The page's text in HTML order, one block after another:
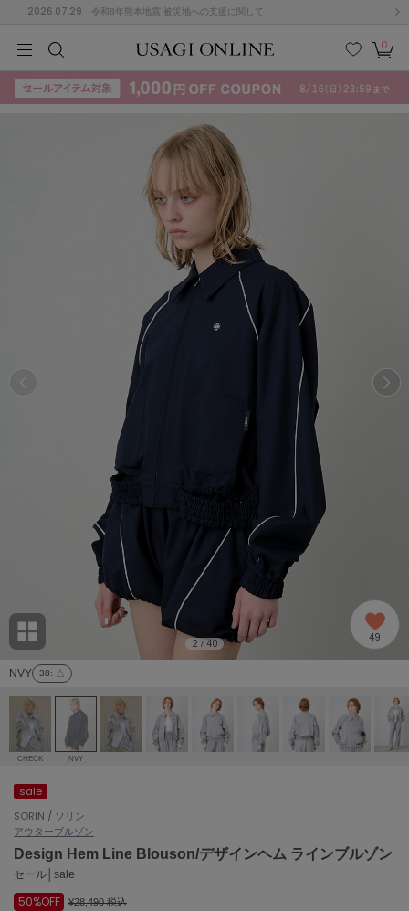
2026.07.29 令和8年熊本地震 被災地への支援に関して
検索
お気
に入
カー
ト
0
KIDSBABYBEAUTYLIFE STYLE
ョン雑貨 (865)
/ランジェリー (127)
ェア (121)
(124)
KIDSBABYBEAUTYLIFE STYLE
G
M N
T U
その
他
アシーム
adidas by Stella McCartney
アディダス バイ ステラマッカートニー
ALLISON BROWN
アリソンブラウン
Ame no chi Hare
アメノチハレ
AMOMMA
アモマ
ánuans
アニュアンス
ànuke
アンヌーク
ASICS
アシックス
NVY 38: △
2 / 40 49
CHECK NVY
sale
SORIN / ソリン
アウターブルゾン
Design Hem Line Blouson/デザインヘム ラインブルゾン
セール│sale
50%OFF ¥28,490税込